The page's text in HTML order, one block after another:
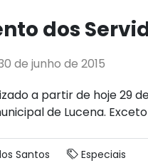
dos
de junho de 2015
a partir de hoje 29
de Lucena.
Santos Especiais